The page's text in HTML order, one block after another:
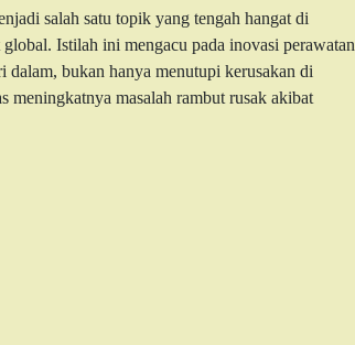
salah satu topik yang tengah hangat di
Istilah ini mengacu pada inovasi perawatan
bukan hanya menutupi kerusakan di
meningkatnya masalah rambut rusak akibat